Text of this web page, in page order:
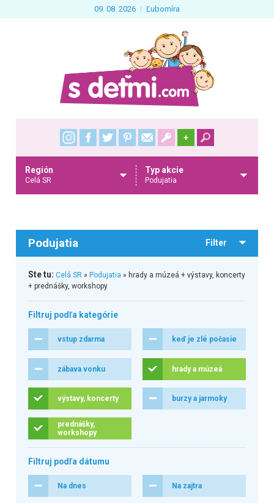
09. 08. 2026 Ľubomíra
+
Región
Celá SR
Typ akcie
Podujatia
Podujatia Filter
Ste tu: Celá SR» Podujatia » hrady a múzeá + výstavy, koncerty
+ prednášky, workshopy
Filtruj podľa kategórie
vstup zdarma keď je zlé počasie
zábava vonku hrady a múzeá
výstavy, koncerty burzy a jarmoky
prednášky,
workshopy
Filtruj podľa dátumu
Na dnes Na zajtra